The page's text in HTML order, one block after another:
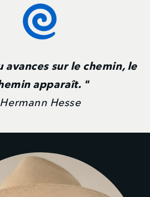
avances sur le chemin, le
apparaît. "
Hermann Hesse